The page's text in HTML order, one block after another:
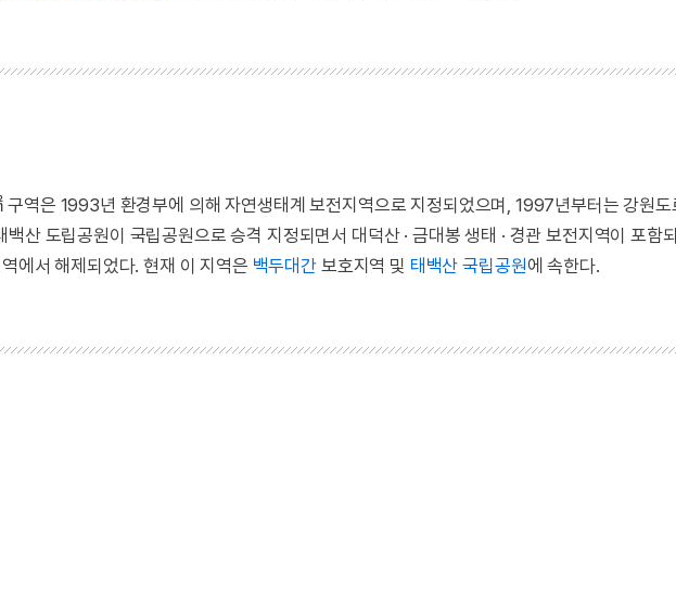
역은 1993년 환경부에 의해 자연생태계 보전지역으로 지정되었으며, 1997년부터는 강원도
산 도립공원이 국립공원으로 승격 지정되면서 대덕산 · 금대봉 생태 · 경관 보전지역이 포함
에서 해제되었다. 현재 이 지역은 백두대간 보호지역 및 태백산 국립공원에 속한다.